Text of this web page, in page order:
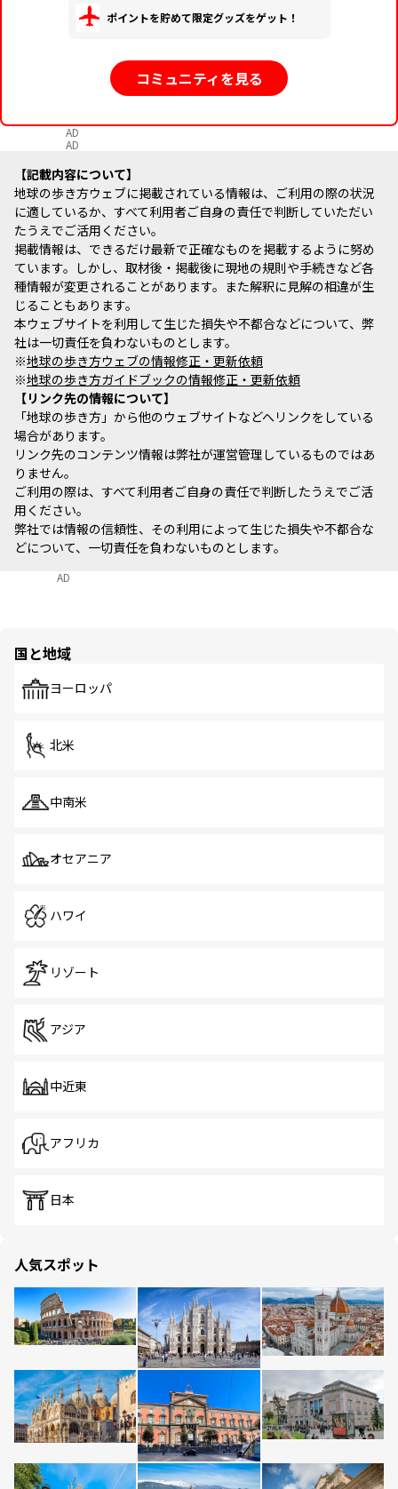
ポイントを貯めて限定グッズをゲット！
コミュニティを見る
AD
AD
記載内容について
地球の歩き方ウェブに掲載されている情報は、ご利用の際の状況
に適しているか、すべて利用者ご自身の責任で判断していただい
たうえでご活用ください。
掲載情報は、できるだけ最新で正確なものを掲載するように努め
ています。しかし、取材後・掲載後に現地の規則や手続きなど各
種情報が変更されることがあります。また解釈に見解の相違が生
じることもあります。
本ウェブサイトを利用して生じた損失や不都合などについて、弊
社は一切責任を負わないものとします。
※地球の歩き方ウェブの情報修正・更新依頼
※地球の歩き方ガイドブックの情報修正・更新依頼
リンク先の情報について
「地球の歩き方」から他のウェブサイトなどへリンクをしている
場合があります。
リンク先のコンテンツ情報は弊社が運営管理しているものではあ
りません。
ご利用の際は、すべて利用者ご自身の責任で判断したうえでご活
用ください。
弊社では情報の信頼性、その利用によって生じた損失や不都合な
どについて、一切責任を負わないものとします。
AD
国と地域
ヨーロッパ
北米
中南米
オセアニア
ハワイ
リゾート
アジア
中近東
アフリカ
日本
人気スポット